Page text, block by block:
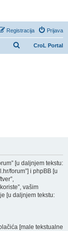
Prijava
Registracija
CroL Portal
[u daljnjem tekstu:
forum”] i phpBB [u
vašim
[u daljnjem tekstu:
[male tekstualne